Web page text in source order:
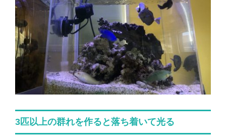
3匹以上の群れを作ると落ち着いて光る